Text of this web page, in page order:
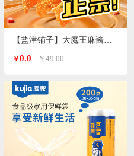
【盐津铺子】大魔王麻酱素毛肚200g*3袋（香辣麻酱味）
￥0.0 ￥49.00